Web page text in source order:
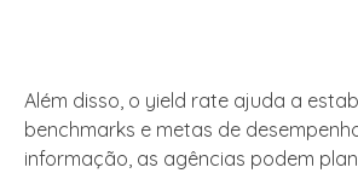
Além disso, o yield rate ajuda a
benchmarks e metas de
informação, as agências podem